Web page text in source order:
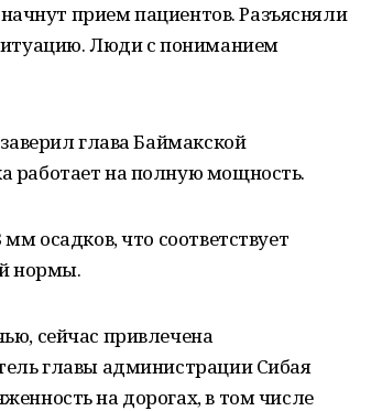
прием пациентов. Разъясняли
Люди с пониманием
глава Баймакской
работает на полную мощность.
осадков, что соответствует
нормы.
сейчас привлечена
главы администрации Сибая
на дорогах, в том числе